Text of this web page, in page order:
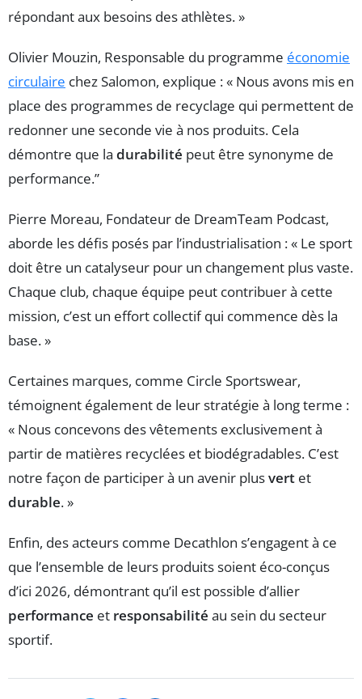
répondant aux besoins des athlètes. »
Olivier Mouzin, Responsable du programme économie
circulaire chez Salomon, explique : « Nous avons mis en
place des programmes de recyclage qui permettent de
redonner une seconde vie à nos produits. Cela
démontre que la durabilité peut être synonyme de
performance.”
Pierre Moreau, Fondateur de DreamTeam Podcast,
aborde les défis posés par l’industrialisation : « Le sport
doit être un catalyseur pour un changement plus vaste.
Chaque club, chaque équipe peut contribuer à cette
mission, c’est un effort collectif qui commence dès la
base. »
Certaines marques, comme Circle Sportswear,
témoignent également de leur stratégie à long terme :
« Nous concevons des vêtements exclusivement à
partir de matières recyclées et biodégradables. C’est
notre façon de participer à un avenir plusvert et
durable. »
Enfin, des acteurs comme Decathlon s’engagent à ce
que l’ensemble de leurs produits soient éco-conçus
d’ici 2026, démontrant qu’il est possible d’allier
performance et responsabilité au sein du secteur
sportif.